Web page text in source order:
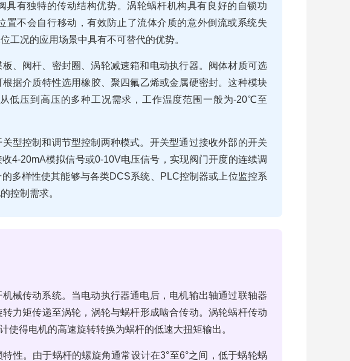
具有独特的传动结构优势。涡轮蜗杆机构具有良好的自锁功
置不会自行移动，有效防止了流体介质的意外倒流或系统失
工况的应用场景中具有不可替代的优势。
、阀杆、密封圈、涡轮减速箱和电动执行器。阀体材质可选
据介质特性选用橡胶、聚四氟乙烯或金属硬密封。这种模块
低压到高压的多种工况需求，工作温度范围一般为-20℃至
型控制和调节型控制两种模式。开关型通过接收外部的开关
4-20mA模拟信号或0-10V电压信号，实现阀门开度的连续调
多样性使其能够与各类DCS系统、PLC控制器或上位监控系
控制需求。
械传动系统。当电动执行器通电后，电机输出轴通过联轴器
力矩传递至涡轮，涡轮与蜗杆形成啮合传动。涡轮蜗杆传动
使得电机的高速旋转转换为蜗杆的低速大扭矩输出。
性。由于蜗杆的螺旋角通常设计在3°至6°之间，低于蜗轮蜗